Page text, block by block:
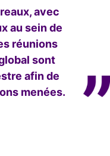
avec
au sein de
réunions
sont
afin de
menées.